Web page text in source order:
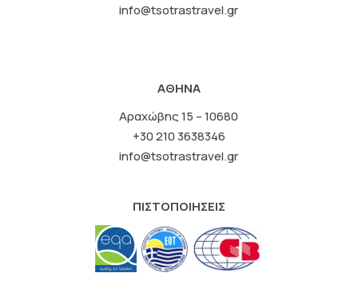
info@tsotrastravel.gr
ΑΘΗΝΑ
Αραχώβης 15 – 10680
+30 210 3638346
info@tsotrastravel.gr
ΠΙΣΤΟΠΟΙΗΣΕΙΣ